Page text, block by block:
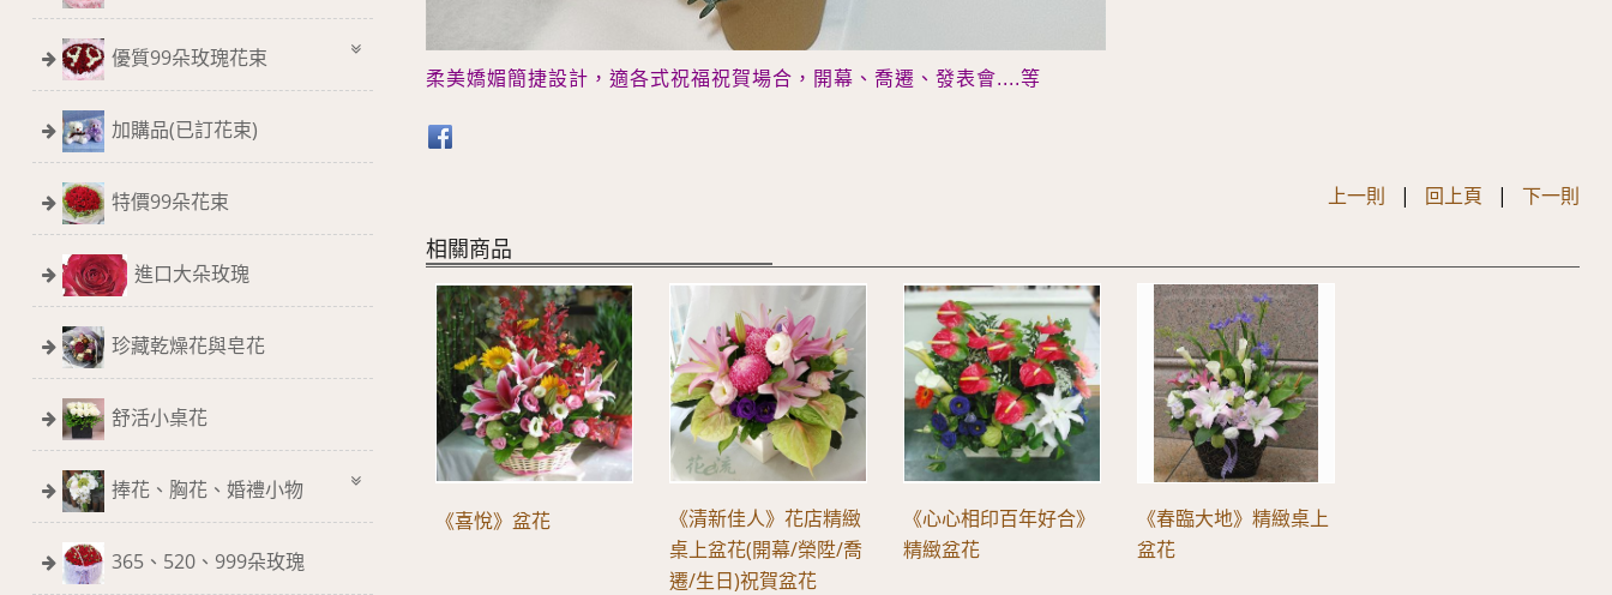
優質99朵玫瑰花束
加購品(已訂花束)
特價99朵花束
進口大朵玫瑰
珍藏乾燥花與皂花
舒活小桌花
捧花、胸花、婚禮小物
365、520、999朵玫瑰
柔美嬌媚簡捷設計，適各式祝福祝賀場合，開幕、喬遷、發表會....等
上一則 | 回上頁 |下一則
相關商品
《喜悅》盆花
《清新佳人》花店精緻
桌上盆花(開幕/榮陞/喬
遷/生日)祝賀盆花
《心心相印百年好合》
精緻盆花
《春臨大地》精緻桌上
盆花